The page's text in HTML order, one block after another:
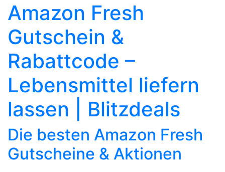
Amazon Fresh
Gutschein &
Rabattcode –
Lebensmittel liefern
lassen | Blitzdeals
Die besten Amazon Fresh
Gutscheine & Aktionen